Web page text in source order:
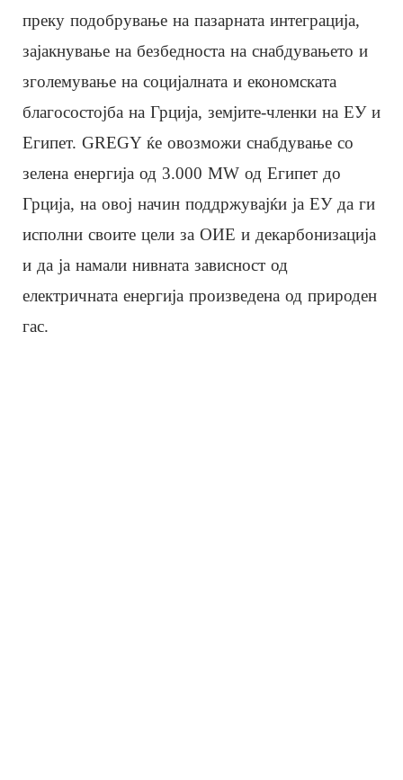
преку подобрување на пазарната интеграција,
зајакнување на безбедноста на снабдувањето и
зголемување на социјалната и економската
благосостојба на Грција, земјите-членки на ЕУ и
Египет. GREGY ќе овозможи снабдување со
зелена енергија од 3.000 MW од Египет до
Грција, на овој начин поддржувајќи ја ЕУ да ги
исполни своите цели за ОИЕ и декарбонизација
и да ја намали нивната зависност од
електричната енергија произведена од природен
гас.